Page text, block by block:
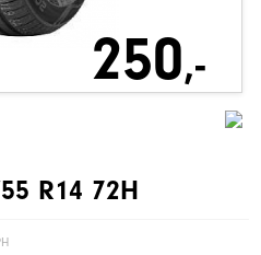
250,-
R14 72H